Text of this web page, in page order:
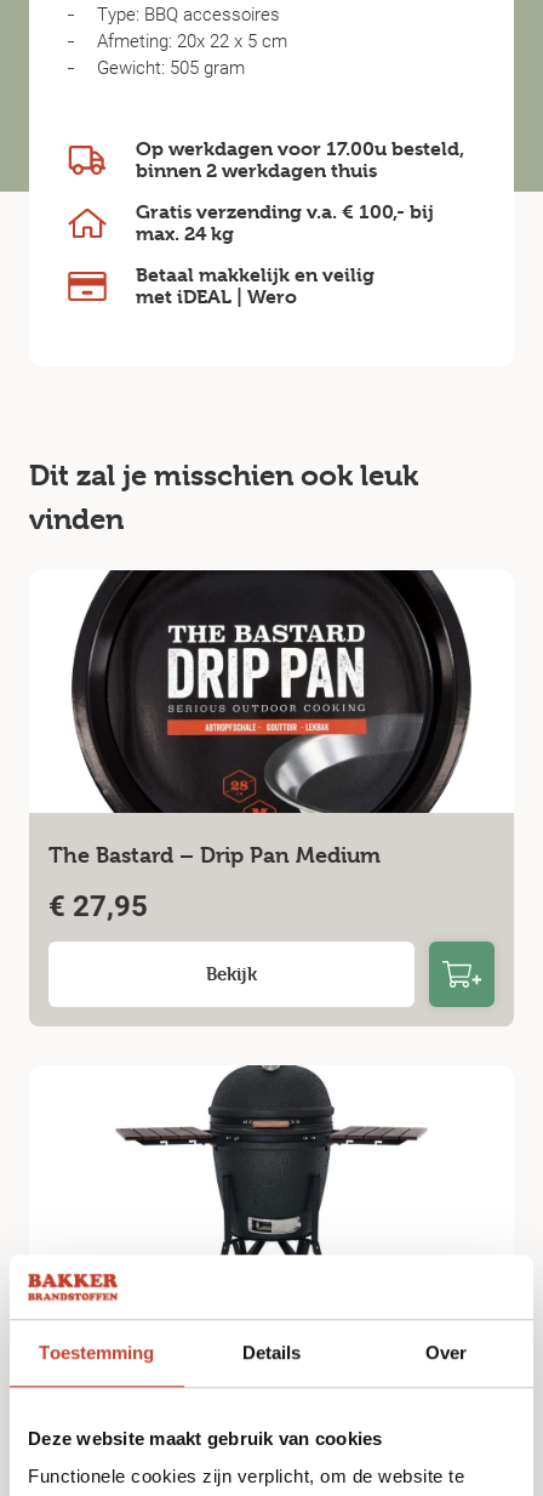
Toestemming Details Over
Deze website maakt gebruik van cookies
Functionele cookies zijn verplicht, om de website te
Type: BBQ accessoires
Afmeting: 20x 22 x 5 cm
Gewicht: 505 gram
Op werkdagen voor 17.00u besteld,
binnen 2 werkdagen thuis
Gratis verzending v.a. € 100,- bij
max. 24 kg
Betaal makkelijk en veilig
met iDEAL | Wero
Dit zal je misschien ook leuk
vinden
The Bastard – Drip Pan Medium
€ 27,95
Bekijk
The Bastard Original Large Complete –
1.499,00
Bekijk